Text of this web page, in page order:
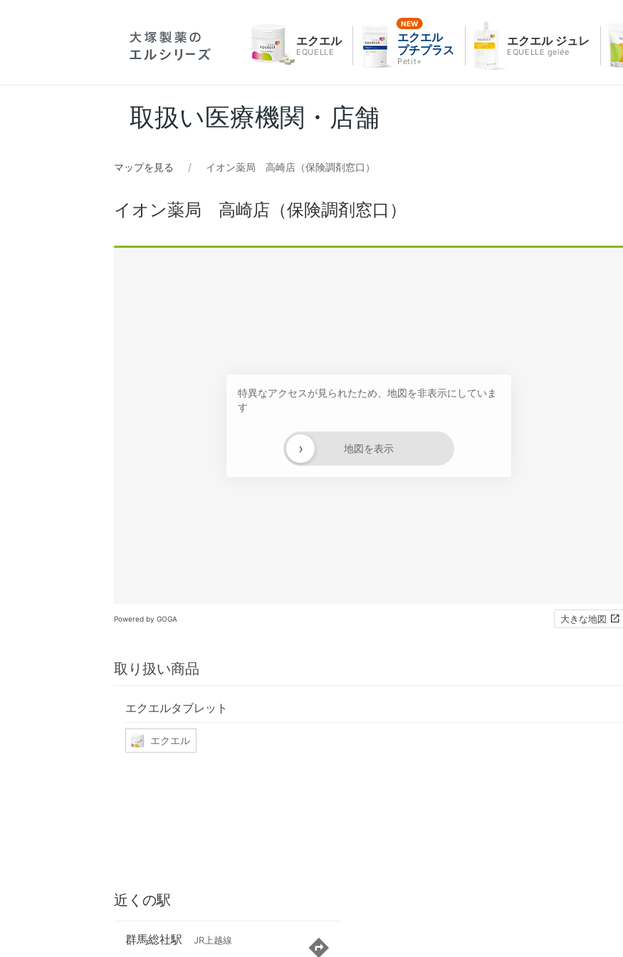
エクエル
EQUELLE
エクエル
プチプラス
Petit+
エクエル ジュレ
EQUELLE gelée
取扱い医療機関・店舗
マップを見る イオン薬局 高崎店（保険調剤窓口）
イオン薬局 高崎店（保険調剤窓口）
特異なアクセスが見られたため、地図を非表示にしていま
す
地図を表示
›
Powered by GOGA 大きな地図
取り扱い商品
エクエルタブレット
エクエル
近くの駅
群馬総社駅 JR上越線